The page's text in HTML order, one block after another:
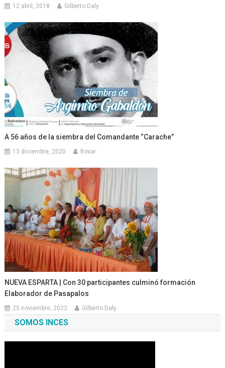
12 abril, 2018 Gilberto Daly
A 56 años de la siembra del Comandante “Carache”
13 diciembre, 2020 ltovar
NUEVA ESPARTA | Con 30 participantes culminó formación
Elaborador de Pasapalos
25 noviembre, 2022 Gilberto Daly
SOMOS INCES